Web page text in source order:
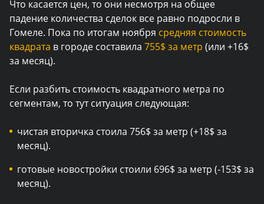
Что касается цен, то они несмотря на общее
падение количества сделок все равно подросли в
Гомеле. Пока по итогам ноября средняя стоимость
квадрата в городе составила 755$ за метр (или +16$
за месяц).
Если разбить стоимость квадратного метра по
сегментам, то тут ситуация следующая:
чистая вторичка стоила 756$ за метр (+18$ за
месяц).
готовые новостройки стоили 696$ за метр (-153$ за
месяц).